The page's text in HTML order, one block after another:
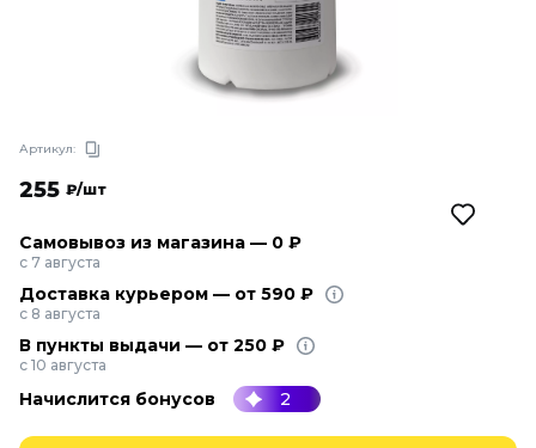
Артикул:
255 ₽/шт
Самовывоз из магазина — 0 ₽
с 7 августа
Доставка курьером — от 590 ₽
с 8 августа
В пункты выдачи — от 250 ₽
с 10 августа
Начислится бонусов 2